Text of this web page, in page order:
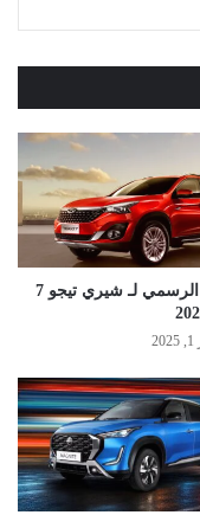
الكتالوج الرسمي لـ شيري تيجو 7